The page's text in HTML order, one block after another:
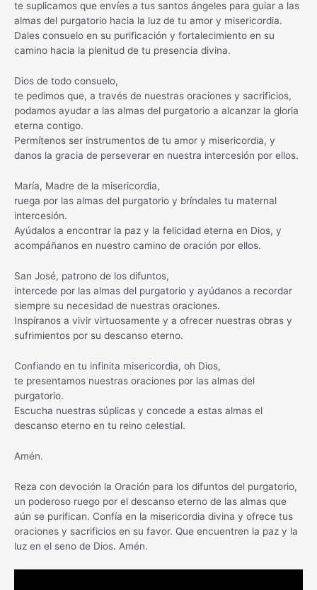
te suplicamos que envíes a tus santos ángeles para guiar a las
almas del purgatorio hacia la luz de tu amor y misericordia.
Dales consuelo en su purificación y fortalecimiento en su
camino hacia la plenitud de tu presencia divina.
Dios de todo consuelo,
te pedimos que, a través de nuestras oraciones y sacrificios,
podamos ayudar a las almas del purgatorio a alcanzar la gloria
eterna contigo.
Permítenos ser instrumentos de tu amor y misericordia, y
danos la gracia de perseverar en nuestra intercesión por ellos.
María, Madre de la misericordia,
ruega por las almas del purgatorio y bríndales tu maternal
intercesión.
Ayúdalos a encontrar la paz y la felicidad eterna en Dios, y
acompáñanos en nuestro camino de oración por ellos.
San José, patrono de los difuntos,
intercede por las almas del purgatorio y ayúdanos a recordar
siempre su necesidad de nuestras oraciones.
Inspíranos a vivir virtuosamente y a ofrecer nuestras obras y
sufrimientos por su descanso eterno.
Confiando en tu infinita misericordia, oh Dios,
te presentamos nuestras oraciones por las almas del
purgatorio.
Escucha nuestras súplicas y concede a estas almas el
descanso eterno en tu reino celestial.
Amén.
Reza con devoción la Oración para los difuntos del purgatorio,
un poderoso ruego por el descanso eterno de las almas que
aún se purifican. Confía en la misericordia divina y ofrece tus
oraciones y sacrificios en su favor. Que encuentren la paz y la
luz en el seno de Dios. Amén.